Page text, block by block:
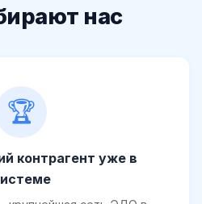
нас
🏆
контрагент уже в